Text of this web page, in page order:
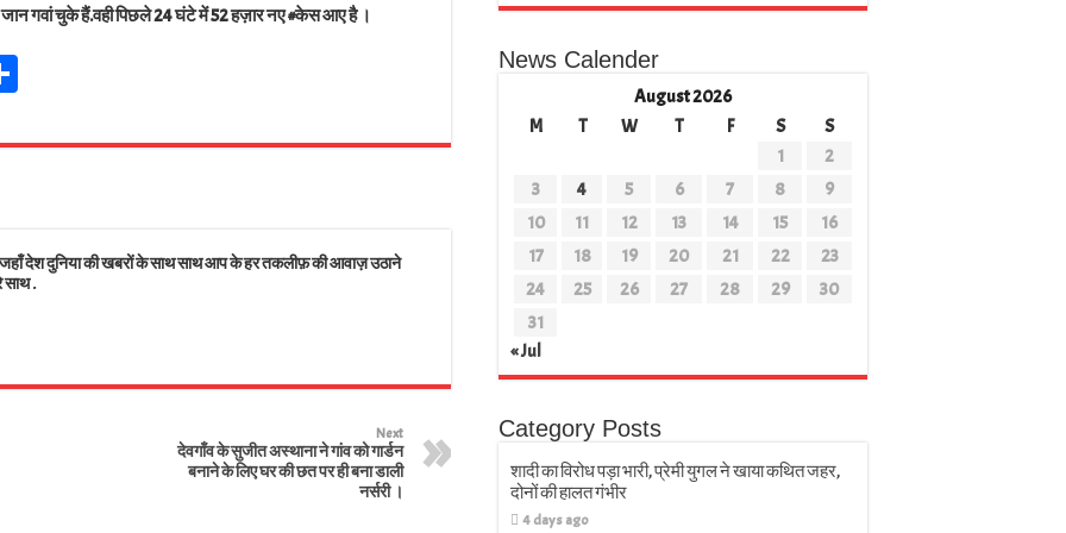
गवां चुके हैं.वही पिछले 24 घंटे में 52 हज़ार नए #केस आए है ।
e
देश दुनिया की खबरों के साथ साथ आप के हर तकलीफ़ की आवाज़ उठाने
साथ .
Next
देवगाँव के सुजीत अस्थाना ने गांव को गार्डन
बनाने के लिए घर की छत पर ही बना डाली
नर्सरी ।
News Calender
August 2026
M
T W T F S
S
1
2
3
4 5 6 7 8
9
10
11 12 13 14 15
16
17
18 19 20 21 22
23
24
25 26 27 28 29
30
31
« Jul
Category Posts
शादी का विरोध पड़ा भारी, प्रेमी युगल ने खाया कथित जहर,
दोनों की हालत गंभीर
4 days ago